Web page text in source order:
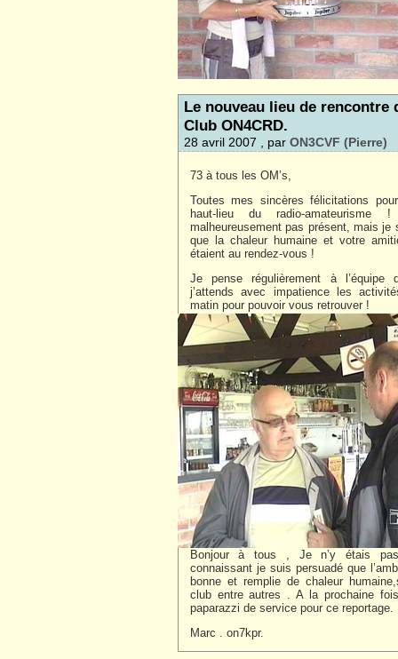
Le nouveau lieu de rencontre
Club ON4CRD.
28 avril 2007 , par ON3CVF (Pierre)
73 à tous les OM’s,
Toutes mes sincères félicitations
haut-lieu du radio-amateurisme
malheureusement pas présent, mais je
que la chaleur humaine et votre
étaient au rendez-vous !
Je pense régulièrement à l’équipe
j’attends avec impatience les
matin pour pouvoir vous retrouver !
Bonjour à tous , Je n’y étais
connaissant je suis persuadé que
bonne et remplie de chaleur
club entre autres . A la prochaine
paparazzi de service pour ce reportage.
Marc . on7kpr.